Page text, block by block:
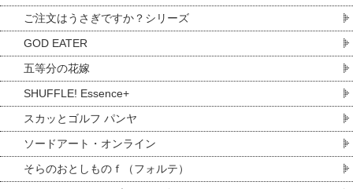
ご注文はうさぎですか？シリーズ
GOD EATER
五等分の花嫁
SHUFFLE! Essence+
スカッとゴルフ パンヤ
ソードアート・オンライン
そらのおとしものｆ（フォルテ）